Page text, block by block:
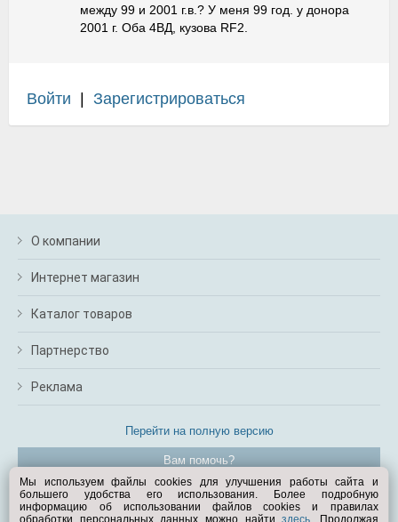
между 99 и 2001 г.в.? У меня 99 год. у донора
2001 г. Оба 4ВД, кузова RF2.
Войти Зарегистрироваться
О компании
Интернет магазин
Каталог товаров
Партнерство
Реклама
Перейти на полную версию
Вам помочь?
© Exist.ru 1998—2026
Мы используем файлы cookies для улучшения работы сайта и
большего удобства его использования. Более подробную
информацию об использовании файлов cookies и правилах
обработки персональных данных можно найтиздесь . Продолжая